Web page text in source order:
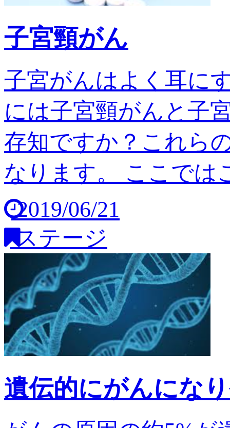
子宮頸がん
子宮がんはよく耳に
には子宮頸がんと子
存知ですか？これら
なります。 ここでは
2019/06/21
ステージ
遺伝的にがんにな